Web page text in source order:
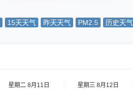
15天天气 昨天天气 PM2.5 历史天气
星期二 8月11日 星期三 8月12日